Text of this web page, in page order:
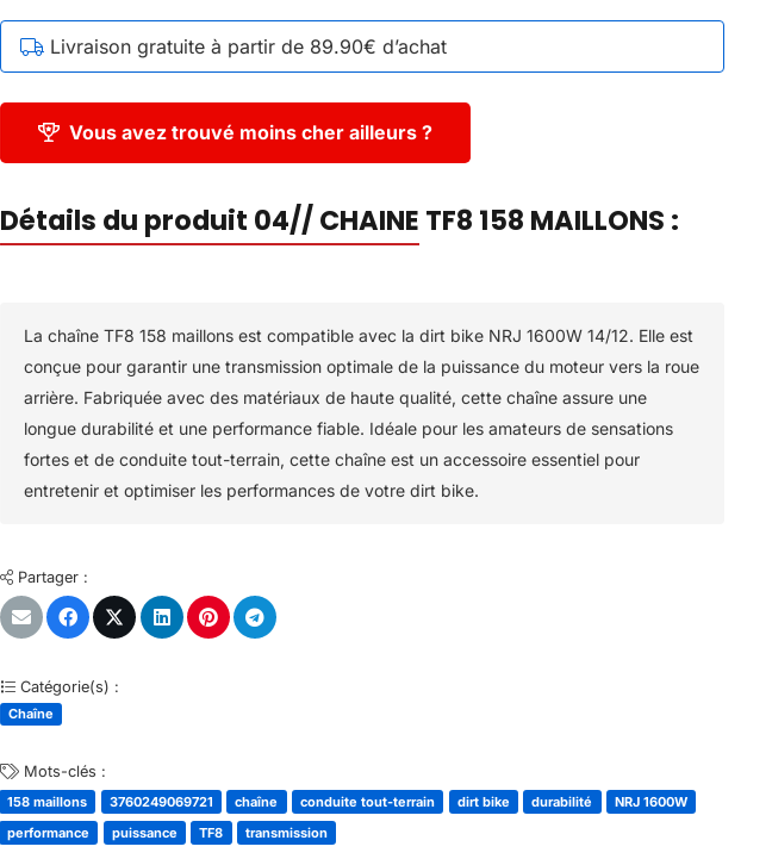
Livraison gratuite à partir de 89.90€ d’achat
Vous avez trouvé moins cher ailleurs ?
Détails du produit 04// CHAINE TF8 158 MAILLONS :
La chaîne TF8 158 maillons est compatible avec la dirt bike NRJ 1600W 14/12. Elle est
conçue pour garantir une transmission optimale de la puissance du moteur vers la roue
arrière. Fabriquée avec des matériaux de haute qualité, cette chaîne assure une
longue durabilité et une performance fiable. Idéale pour les amateurs de sensations
fortes et de conduite tout-terrain, cette chaîne est un accessoire essentiel pour
entretenir et optimiser les performances de votre dirt bike.
Partager :
Catégorie(s) :
Chaîne
Mots-clés :
158 maillons 3760249069721 chaîne conduite tout-terrain dirt bike durabilité
NRJ 1600W
performance
puissance TF8 transmission